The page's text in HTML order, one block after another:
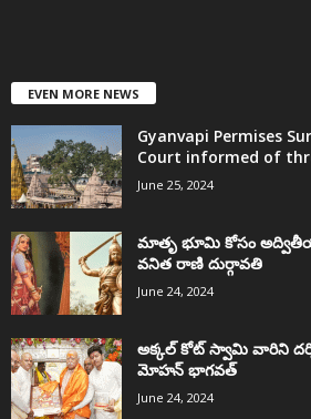
EVEN MORE NEWS
Gyanvapi Permises
Court informed of
June 25, 2024
మాతృ భూమి కోసం
వనిత రాణి దుర్గావతి
June 24, 2024
అక్కల్‌ కోట్‌ స్వామి వారిని
మోహన్ భాగవత్
June 24, 2024